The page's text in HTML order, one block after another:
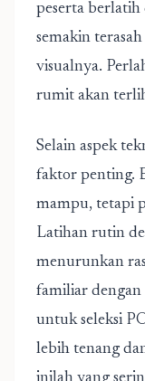
peserta berlatih
semakin
visualnya.
rumit akan
Selain aspek
faktor penting.
mampu, tetapi
Latihan rutin
menurunkan
familiar dengan
untuk seleksi
lebih tenang